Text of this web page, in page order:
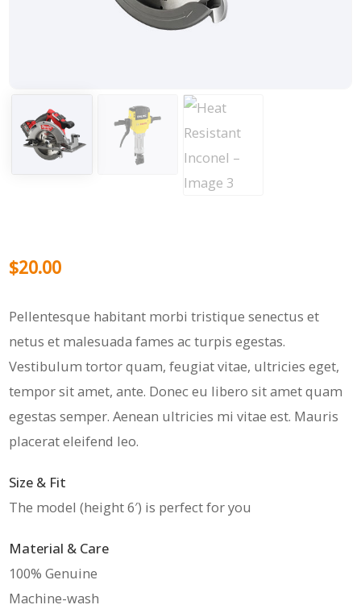
$20.00
Pellentesque habitant morbi tristique senectus et
netus et malesuada fames ac turpis egestas.
Vestibulum tortor quam, feugiat vitae, ultricies eget,
tempor sit amet, ante. Donec eu libero sit amet quam
egestas semper. Aenean ultricies mi vitae est. Mauris
placerat eleifend leo.
Size & Fit
The model (height 6′) is perfect for you
Material & Care
100% Genuine
Machine-wash